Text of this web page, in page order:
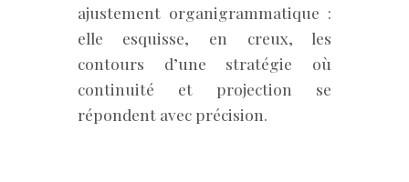
ajustement organigrammatique :
elle esquisse, en creux, les
contours d’une stratégie où
continuité et projection se
répondent avec précision.